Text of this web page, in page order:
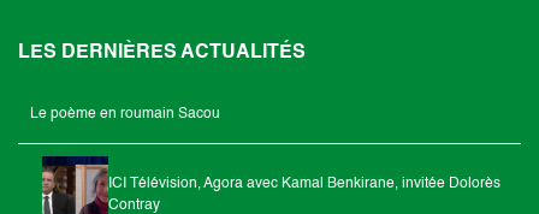
LES DERNIÈRES ACTUALITÉS
Le poème en roumain Sacou
ICI Télévision, Agora avec Kamal Benkirane, invitée Dolorès
Contray